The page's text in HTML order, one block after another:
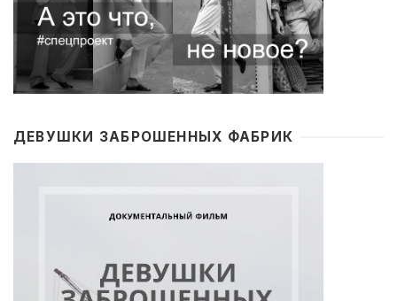
ДЕВУШКИ ЗАБРОШЕННЫХ ФАБРИК